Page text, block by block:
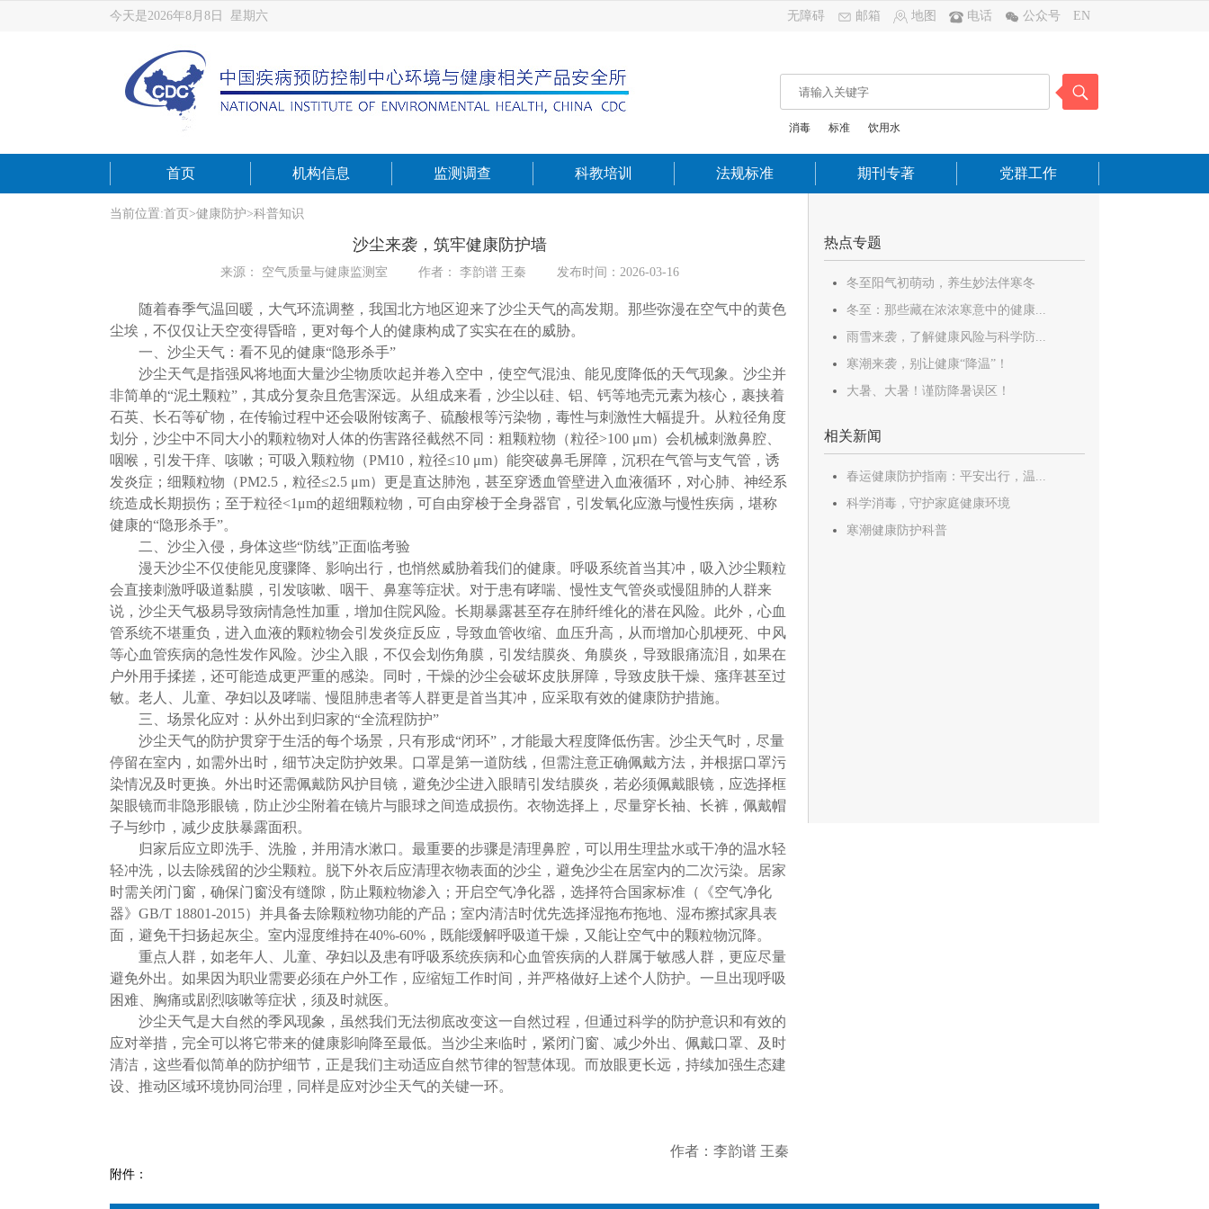
今天是2026年8月8日 星期六 无障碍 邮箱 地图 电话 公众号 EN
消毒 标准 饮用水
首页 机构信息 监测调查 科教培训 法规标准 期刊专著 党群工作
当前位置:首页 >健康防护>科普知识
沙尘来袭，筑牢健康防护墙
来源： 空气质量与健康监测室 作者： 李韵谱 王秦 发布时间：2026-03-16
随着春季气温回暖，大气环流调整，我国北方地区迎来了沙尘天气的高发期。那些弥漫在空气中的黄色
尘埃，不仅仅让天空变得昏暗，更对每个人的健康构成了实实在在的威胁。
一、沙尘天气：看不见的健康“隐形杀手”
沙尘天气是指强风将地面大量沙尘物质吹起并卷入空中，使空气混浊、能见度降低的天气现象。沙尘并
非简单的“泥土颗粒”，其成分复杂且危害深远。从组成来看，沙尘以硅、铝、钙等地壳元素为核心，裹挟着
石英、长石等矿物，在传输过程中还会吸附铵离子、硫酸根等污染物，毒性与刺激性大幅提升。从粒径角度
划分，沙尘中不同大小的颗粒物对人体的伤害路径截然不同：粗颗粒物（粒径>100 μm）会机械刺激鼻腔、
咽喉，引发干痒、咳嗽；可吸入颗粒物（PM10，粒径≤10 μm）能突破鼻毛屏障，沉积在气管与支气管，诱
发炎症；细颗粒物（PM2.5，粒径≤2.5 μm）更是直达肺泡，甚至穿透血管壁进入血液循环，对心肺、神经系
统造成长期损伤；至于粒径<1μm的超细颗粒物，可自由穿梭于全身器官，引发氧化应激与慢性疾病，堪称
健康的“隐形杀手”。
二、沙尘入侵，身体这些“防线”正面临考验
漫天沙尘不仅使能见度骤降、影响出行，也悄然威胁着我们的健康。呼吸系统首当其冲，吸入沙尘颗粒
会直接刺激呼吸道黏膜，引发咳嗽、咽干、鼻塞等症状。对于患有哮喘、慢性支气管炎或慢阻肺的人群来
说，沙尘天气极易导致病情急性加重，增加住院风险。长期暴露甚至存在肺纤维化的潜在风险。此外，心血
管系统不堪重负，进入血液的颗粒物会引发炎症反应，导致血管收缩、血压升高，从而增加心肌梗死、中风
等心血管疾病的急性发作风险。沙尘入眼，不仅会划伤角膜，引发结膜炎、角膜炎，导致眼痛流泪，如果在
户外用手揉搓，还可能造成更严重的感染。同时，干燥的沙尘会破坏皮肤屏障，导致皮肤干燥、瘙痒甚至过
敏。老人、儿童、孕妇以及哮喘、慢阻肺患者等人群更是首当其冲，应采取有效的健康防护措施。
三、场景化应对：从外出到归家的“全流程防护”
沙尘天气的防护贯穿于生活的每个场景，只有形成“闭环”，才能最大程度降低伤害。沙尘天气时，尽量
停留在室内，如需外出时，细节决定防护效果。口罩是第一道防线，但需注意正确佩戴方法，并根据口罩污
染情况及时更换。外出时还需佩戴防风护目镜，避免沙尘进入眼睛引发结膜炎，若必须佩戴眼镜，应选择框
架眼镜而非隐形眼镜，防止沙尘附着在镜片与眼球之间造成损伤。衣物选择上，尽量穿长袖、长裤，佩戴帽
子与纱巾，减少皮肤暴露面积。
归家后应立即洗手、洗脸，并用清水漱口。最重要的步骤是清理鼻腔，可以用生理盐水或干净的温水轻
轻冲洗，以去除残留的沙尘颗粒。脱下外衣后应清理衣物表面的沙尘，避免沙尘在居室内的二次污染。居家
时需关闭门窗，确保门窗没有缝隙，防止颗粒物渗入；开启空气净化器，选择符合国家标准（《空气净化
器》GB/T 18801-2015）并具备去除颗粒物功能的产品；室内清洁时优先选择湿拖布拖地、湿布擦拭家具表
面，避免干扫扬起灰尘。室内湿度维持在40%-60%，既能缓解呼吸道干燥，又能让空气中的颗粒物沉降。
重点人群，如老年人、儿童、孕妇以及患有呼吸系统疾病和心血管疾病的人群属于敏感人群，更应尽量
避免外出。如果因为职业需要必须在户外工作，应缩短工作时间，并严格做好上述个人防护。一旦出现呼吸
困难、胸痛或剧烈咳嗽等症状，须及时就医。
沙尘天气是大自然的季风现象，虽然我们无法彻底改变这一自然过程，但通过科学的防护意识和有效的
应对举措，完全可以将它带来的健康影响降至最低。当沙尘来临时，紧闭门窗、减少外出、佩戴口罩、及时
清洁，这些看似简单的防护细节，正是我们主动适应自然节律的智慧体现。而放眼更长远，持续加强生态建
设、推动区域环境协同治理，同样是应对沙尘天气的关键一环。
作者：李韵谱 王秦
附件：
热点专题
冬至阳气初萌动，养生妙法伴寒冬
冬至：那些藏在浓浓寒意中的健康...
雨雪来袭，了解健康风险与科学防...
寒潮来袭，别让健康“降温”！
大暑、大暑！谨防降暑误区！
相关新闻
春运健康防护指南：平安出行，温...
科学消毒，守护家庭健康环境
寒潮健康防护科普